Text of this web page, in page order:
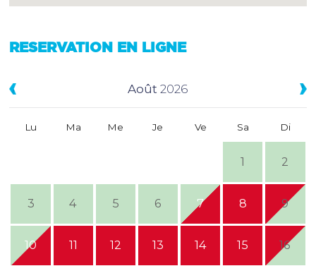
RESERVATION EN LIGNE
Août 2026
Lu Ma Me Je Ve Sa Di
1 2
3 4 5 6 7 8 9
10 11 12 13 14 15 16